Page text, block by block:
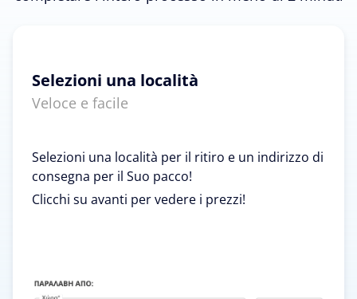
Selezioni una località
Veloce e facile
Selezioni una località per il ritiro e un indirizzo di
consegna per il Suo pacco!
Clicchi su avanti per vedere i prezzi!